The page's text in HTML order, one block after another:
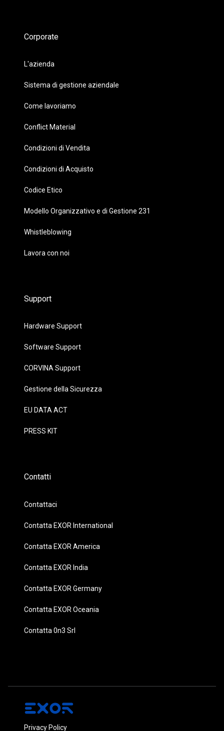
Corporate
L'azienda
Sistema di gestione aziendale
Come lavoriamo
Conflict Material
Condizioni di Vendita
Condizioni di Acquisto
Codice Etico
Modello Organizzativo e di Gestione 231
Whistleblowing
Lavora con noi
Support
Hardware Support
Software Support
CORVINA Support
Gestione della Sicurezza
EU DATA ACT
PRESS KIT
Contatti
Contattaci
Contatta EXOR International
Contatta EXOR America
Contatta EXOR India
Contatta EXOR Germany
Contatta EXOR Oceania
Contatta 0n3 Srl
Privacy Policy